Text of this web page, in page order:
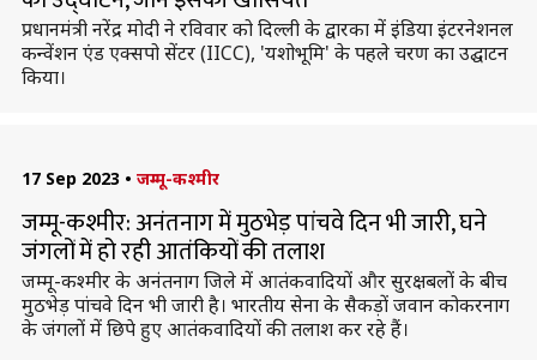
प्रधानमंत्री नरेंद्र मोदी ने रविवार को दिल्ली के द्वारका में इंडिया इंटरनेशनल
कन्वेंशन एंड एक्सपो सेंटर (IICC), 'यशोभूमि' के पहले चरण का उद्घाटन
किया।
17 Sep 2023 • जम्मू-कश्मीर
जम्मू-कश्मीर: अनंतनाग में मुठभेड़ पांचवे दिन भी जारी, घने
जंगलों में हो रही आतंकियों की तलाश
जम्मू-कश्मीर के अनंतनाग जिले में आतंकवादियों और सुरक्षबलों के बीच
मुठभेड़ पांचवे दिन भी जारी है। भारतीय सेना के सैकड़ों जवान कोकरनाग
के जंगलों में छिपे हुए आतंकवादियों की तलाश कर रहे हैं।